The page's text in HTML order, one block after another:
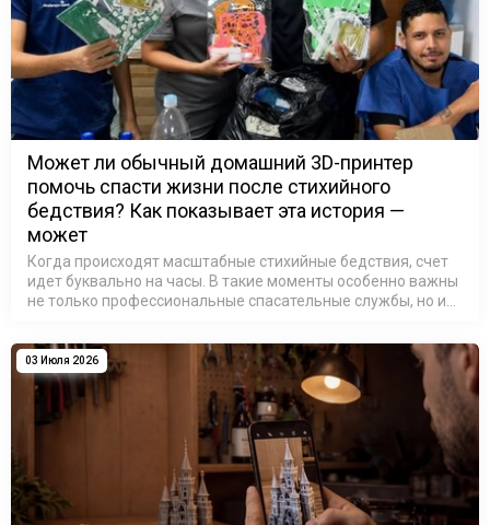
Может ли обычный домашний 3D-принтер
помочь спасти жизни после стихийного
бедствия? Как показывает эта история —
может
Когда происходят масштабные стихийные бедствия, счет
идет буквально на часы. В такие моменты особенно важны
не только профессиональные спасательные службы, но и
ради помощи другим.…
03 Июля 2026